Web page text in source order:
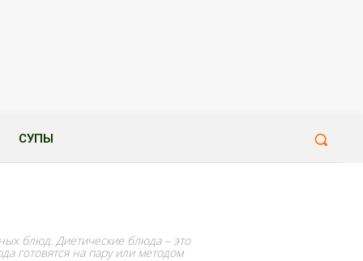
СУПЫ
блюд. Диетические блюда – это
готовятся на пару или методом